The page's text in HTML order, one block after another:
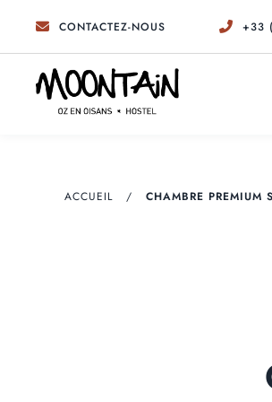
CONTACTEZ-NOUS +33
ACCUEIL CHAMBRE PREMIUM